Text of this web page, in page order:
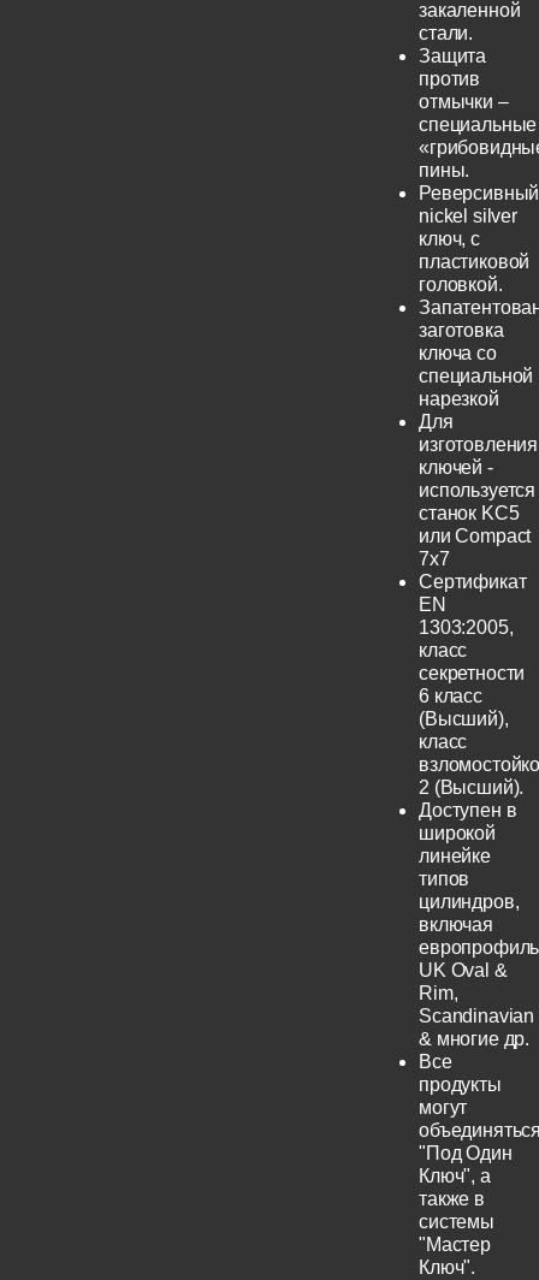
закаленной
стали.
Защита
против
отмычки –
специальные
пины.
Реверсивный
nickel silver
ключ, с
пластиковой
головкой.
заготовка
ключа со
специальной
нарезкой
Для
изготовления
ключей -
используется
станок KC5
или Compact
7x7
Сертификат
EN
1303:2005,
класс
секретности
6 класс
(Высший),
класс
2 (Высший).
Доступен в
широкой
линейке
типов
цилиндров,
включая
UK Oval &
Rim,
Scandinavian
& многие др.
Все
продукты
могут
"Под Один
Ключ", а
также в
системы
"Мастер
Ключ".